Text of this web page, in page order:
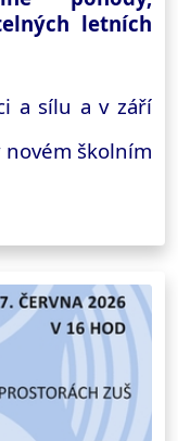
letních
a sílu a v září
školním